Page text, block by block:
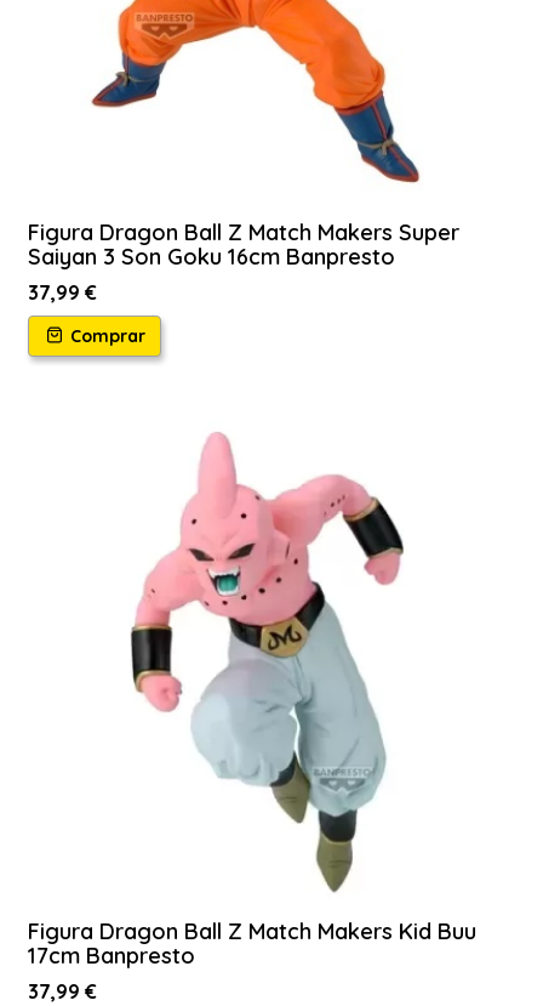
Figura Dragon Ball Z Match Makers Super
Saiyan 3 Son Goku 16cm Banpresto
37,99 €
Comprar
Figura Dragon Ball Z Match Makers Kid Buu
17cm Banpresto
37,99 €